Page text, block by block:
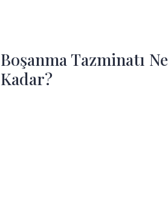
Boşanma Tazminatı Ne
Kadar?